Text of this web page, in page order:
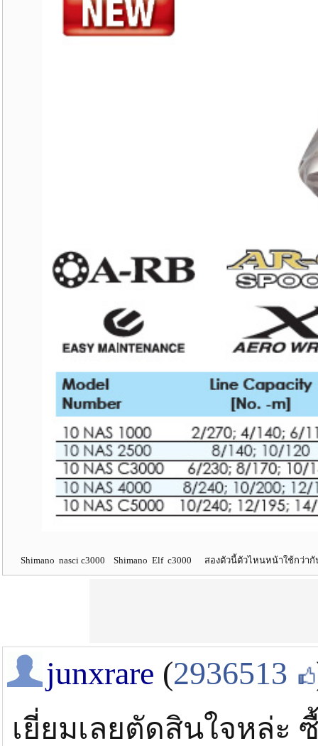
Shimano nasci c3000 Shimano Elf c3000 สองตัวนี้ตัวไหนหน้าใช้กว่
junxrare (2936513
เยี่ยมเลยตัดสินใจหล่ะ